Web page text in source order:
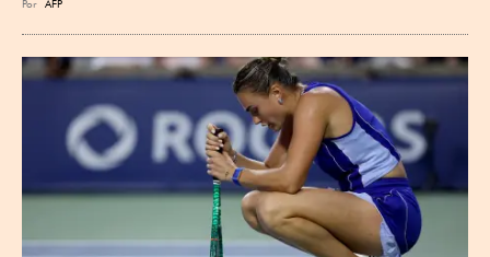
Por AFP